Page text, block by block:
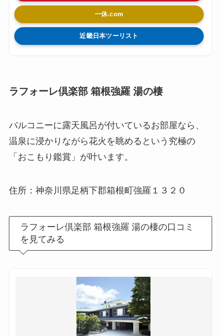
一休.com
近畿日本ツーリスト
ラフォーレ倶楽部 箱根強羅 湯の棲
バルコニーに露天風呂が付いているお部屋なら、
温泉に浸かりながら花火を眺めるという究極の
「おこもり鑑賞」が叶います。
住所：神奈川県足柄下郡箱根町強羅１３２０
ラフォーレ倶楽部 箱根強羅 湯の棲の口コミ
を見てみる